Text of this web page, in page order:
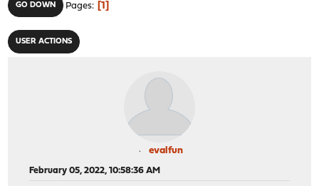
GO DOWN Pages 1
USER ACTIONS
evalfun
February 05, 2022, 10:58:36 AM